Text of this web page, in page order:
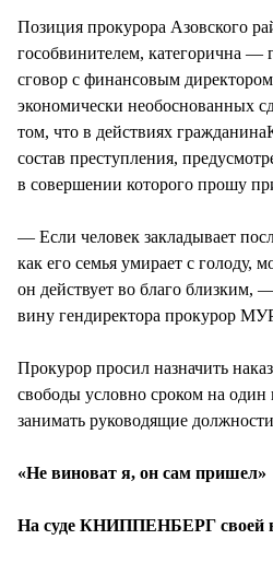
Позиция прокурора Азовского
гособвинителем, категорична —
сговор с финансовым
экономически необоснованных
том, что в действиях
состав преступления,
в совершении которого прошу
— Если человек закладывает
как его семья умирает с голоду,
он действует во благо близким,
вину гендиректора прокурор
Прокурор просил назначить
свободы условно сроком на
занимать руководящие
«Не виноват я, он сам пришел»
На суде КНИППЕНБЕРГ своей